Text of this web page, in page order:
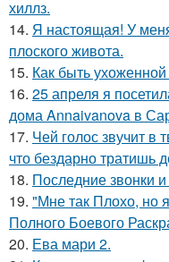
хиллз.
14. Я настоящая! У
плоского живота.
15. Как быть
16. 25 апреля я
дома Annaivanova в
17. Чей голос звучит в
что бездарно тратишь
18. Последние звонки
19. "Мне так Плохо, но
Полного Боевого
20. Ева мари 2.